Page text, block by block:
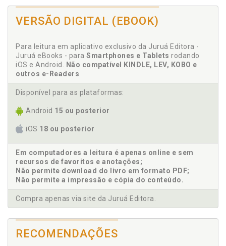
15 - A Codificação de Kardec, p. 183
16 - Impacto da Doutrina dos Espíritos no mundo, p. 195
17 - O sistema de ideias espírita: relevância do
18 - O problema da reencarnação, p. 211
19 - Conclusão, p. 235
PARTE II O Movimento do Sentido Científico no
Contemporâneo, p. 253
1 - Introdução, p. 255
2 - As origens da ciência moderna, p. 257
261
5 - A mecânica de Newton concebendo o mundo, p. 275
6 - Sentido, espaço e geometria, p. 287
7 - Pitágoras, Platão e Euclides, p. 295
8 - O problema do espaço e do éter., p. 303
9 - O que parece ser sustenta oque verdadeiramente é., p.
10 - Incerteza e indeterminismo, p. 315
11 - Entrelaçamento cósmico, p. 323
12 - Poder atômico, p. 331
VERSÃO DIGITAL (EBOOK)
Para leitura em aplicativo exclusivo da Juruá Editora -
Juruá eBooks - para Smartphones e Tablets rodando
iOS e Android. Não compatível KINDLE, LEV, KOBO e
outros e-Readers.
Disponível para as plataformas:
Android 15 ou posterior
iOS 18 ou posterior
Em computadores a leitura é apenas online e sem
recursos de favoritos e anotações;
Não permite download do livro em formato PDF;
Não permite a impressão e cópia do conteúdo.
Compra apenas via site da Juruá Editora.
RECOMENDAÇÕES